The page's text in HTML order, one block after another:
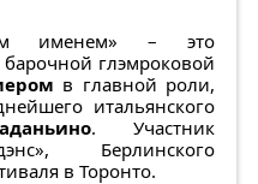
именем» – это
глэмроковой
в главной роли,
итальянского
. Участник
Берлинского
в Торонто.